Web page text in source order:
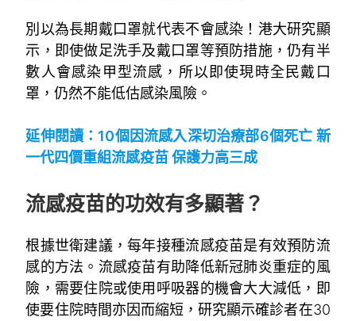
別以為長期戴口罩就代表不會感染！港大研究顯
示，即使做足洗手及戴口罩等預防措施，仍有半
數人會感染甲型流感，所以即使現時全民戴口
罩，仍然不能低估感染風險。
延伸閱讀： 10個因流感入深切治療部6個死亡 新
一代四價重組流感疫苗 保護力高三成
流感疫苗的功效有多顯著？
根據世衛建議，每年接種流感疫苗是有效預防流
感的方法。流感疫苗有助降低新冠肺炎重症的風
險，需要住院或使用呼吸器的機會大大減低，即
使要住院時間亦因而縮短，研究顯示確診者在30